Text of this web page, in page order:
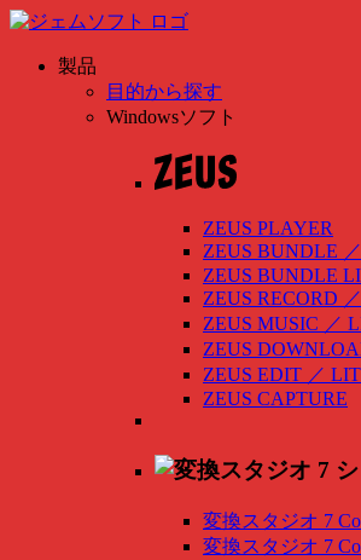
製品
目的から探す
Windowsソフト
ZEUS PLAYER
ZEUS BUNDLE ／
ZEUS BUNDLE
ZEUS RECORD ／
ZEUS MUSIC ／
ZEUS
ZEUS EDIT ／
ZEUS CAPTURE
変換スタジオ 7
変換スタジオ 7